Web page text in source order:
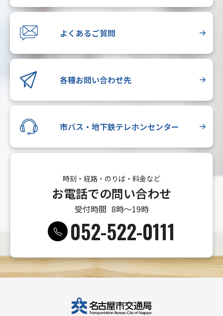
よくあるご質問
各種お問い合わせ先
市バス・地下鉄テレホンセンター
時刻・経路・のりば・料金など
お電話での問い合わせ
受付時間 8時〜19時
052-522-0111